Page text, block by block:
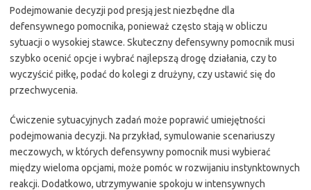
Podejmowanie decyzji pod presją jest niezbędne dla
defensywnego pomocnika, ponieważ często stają w obliczu
sytuacji o wysokiej stawce. Skuteczny defensywny pomocnik musi
szybko ocenić opcje i wybrać najlepszą drogę działania, czy to
wyczyścić piłkę, podać do kolegi z drużyny, czy ustawić się do
przechwycenia.
Ćwiczenie sytuacyjnych zadań może poprawić umiejętności
podejmowania decyzji. Na przykład, symulowanie scenariuszy
meczowych, w których defensywny pomocnik musi wybierać
między wieloma opcjami, może pomóc w rozwijaniu instynktownych
reakcji. Dodatkowo, utrzymywanie spokoju w intensywnych